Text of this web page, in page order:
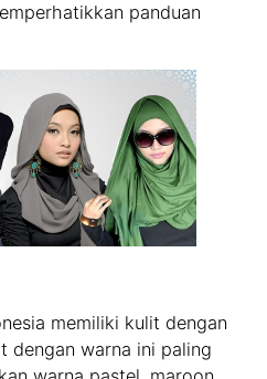
panduan
memiliki kulit dengan
dengan warna ini paling